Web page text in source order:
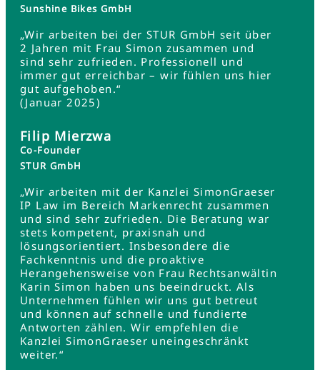
Sunshine Bikes GmbH
„Wir arbeiten bei der STUR GmbH seit über
2 Jahren mit Frau Simon zusammen und
sind sehr zufrieden. Professionell und
immer gut erreichbar – wir fühlen uns hier
gut aufgehoben.“
(Januar 2025)
Filip Mierzwa
Co-Founder
STUR GmbH
„Wir arbeiten mit der Kanzlei SimonGraeser
IP Law im Bereich Markenrecht zusammen
und sind sehr zufrieden. Die Beratung war
stets kompetent, praxisnah und
lösungsorientiert. Insbesondere die
Fachkenntnis und die proaktive
Herangehensweise von Frau Rechtsanwältin
Karin Simon haben uns beeindruckt. Als
Unternehmen fühlen wir uns gut betreut
und können auf schnelle und fundierte
Antworten zählen. Wir empfehlen die
Kanzlei SimonGraeser uneingeschränkt
weiter.“